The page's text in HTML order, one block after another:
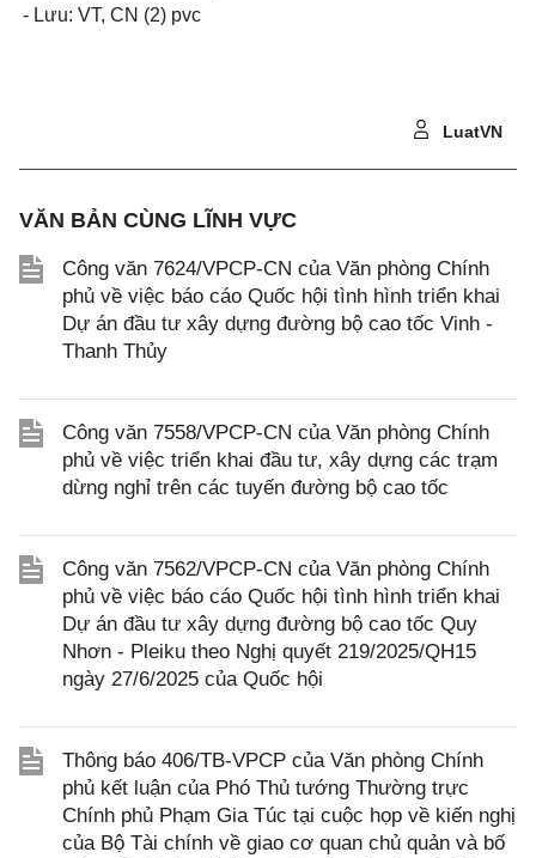
- Lưu: VT, CN (2) pvc
LuatVN
VĂN BẢN CÙNG LĨNH VỰC
Công văn 7624/VPCP-CN của Văn phòng Chính
phủ về việc báo cáo Quốc hội tình hình triển khai
Dự án đầu tư xây dựng đường bộ cao tốc Vinh -
Thanh Thủy
Công văn 7558/VPCP-CN của Văn phòng Chính
phủ về việc triển khai đầu tư, xây dựng các trạm
dừng nghỉ trên các tuyến đường bộ cao tốc
Công văn 7562/VPCP-CN của Văn phòng Chính
phủ về việc báo cáo Quốc hội tình hình triển khai
Dự án đầu tư xây dựng đường bộ cao tốc Quy
Nhơn - Pleiku theo Nghị quyết 219/2025/QH15
ngày 27/6/2025 của Quốc hội
Thông báo 406/TB-VPCP của Văn phòng Chính
phủ kết luận của Phó Thủ tướng Thường trực
Chính phủ Phạm Gia Túc tại cuộc họp về kiến nghị
của Bộ Tài chính về giao cơ quan chủ quản và bố